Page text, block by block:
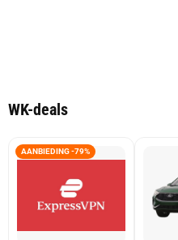
WK-deals
AANBIEDING -79%